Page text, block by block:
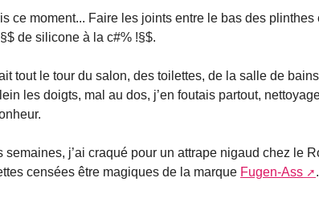
ce moment... Faire les joints entre le bas des plinthes
de silicone à la c#% !§$.
tout le tour du salon, des toilettes, de la salle de
les doigts, mal au dos, j’en foutais partout,
semaines, j’ai craqué pour un attrape nigaud chez le
censées être magiques de la marque Fugen-Ass